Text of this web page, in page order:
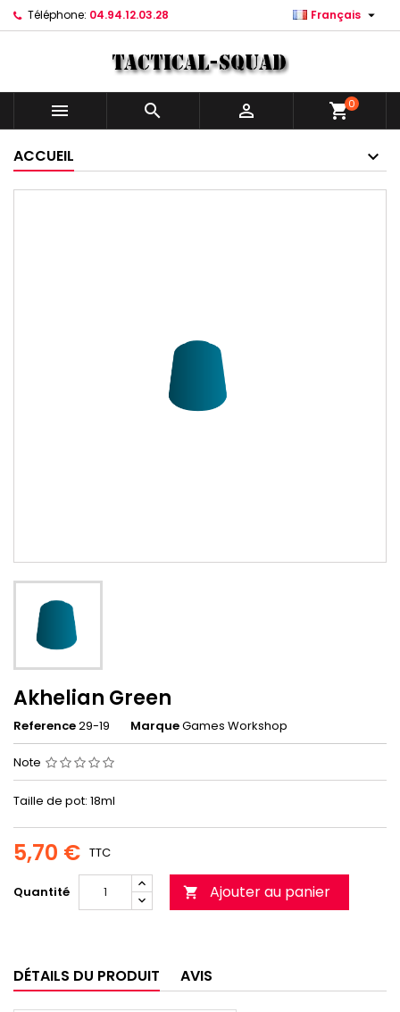
Téléphone: 04.94.12.03.28 Français 
   shopping_cart0
ACCUEIL
Akhelian Green
Reference29-19 MarqueGames Workshop
Note
Taille de pot: 18ml
5,70 € TTC
Quantité  Ajouter au panier
DÉTAILS DU PRODUIT AVIS